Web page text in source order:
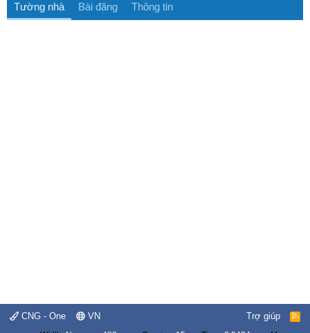
Tường nhà Bài đăng Thông tin
CNG - One VN Trợ giúp
R